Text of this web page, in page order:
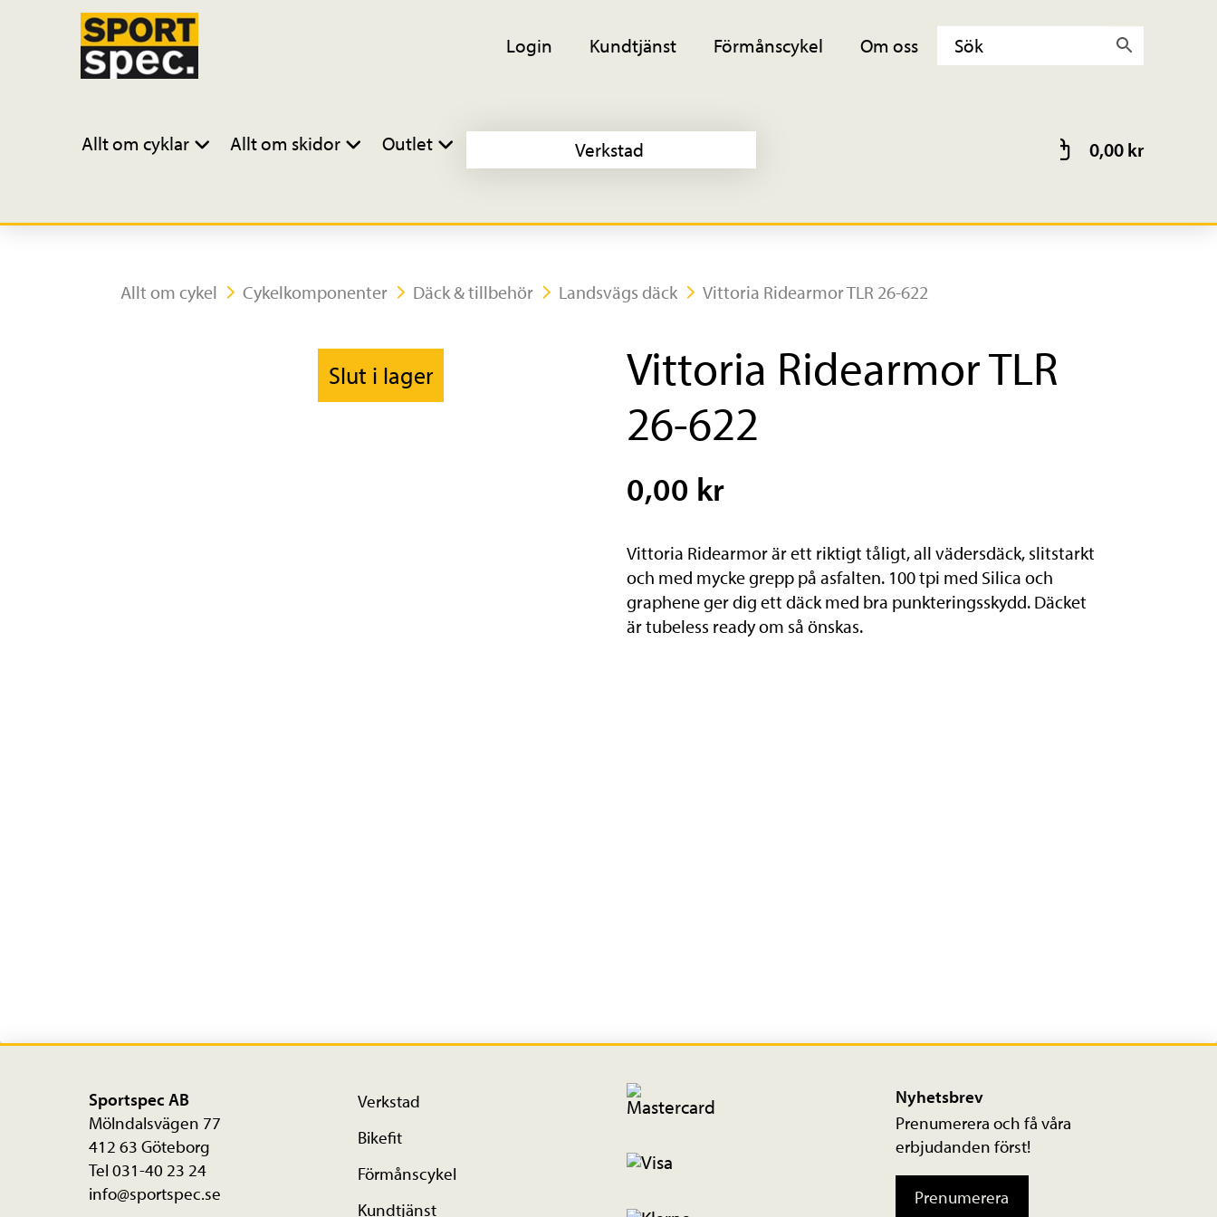
Login Kundtjänst Förmånscykel Om oss
Allt om cyklar Allt om skidor Outlet Verkstad 0,00kr
Allt om cykel Cykelkomponenter Däck & tillbehör Landsvägs däck Vittoria Ridearmor TLR 26-622
Slut i lager
Vittoria Ridearmor TLR
26-622
0,00 kr
Vittoria Ridearmor är ett riktigt tåligt, all vädersdäck, slitstarkt
och med mycke grepp på asfalten. 100 tpi med Silica och
graphene ger dig ett däck med bra punkteringsskydd. Däcket
är tubeless ready om så önskas.
Sportspec AB
Mölndalsvägen 77
412 63 Göteborg
Tel 031-40 23 24
info@sportspec.se
Verkstad
Bikefit
Förmånscykel
Kundtjänst
Nyhetsbrev
Prenumerera och få våra
erbjudanden först!
Prenumerera